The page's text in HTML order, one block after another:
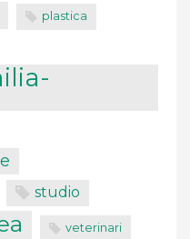
plastica
studio
veterinari